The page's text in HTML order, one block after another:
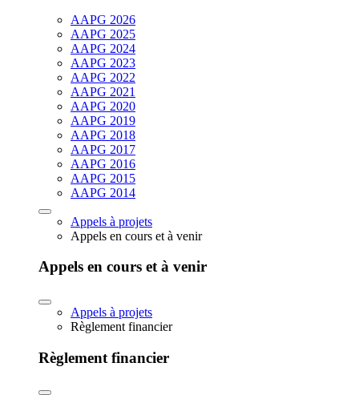
AAPG 2026
AAPG 2025
AAPG 2024
AAPG 2023
AAPG 2022
AAPG 2021
AAPG 2020
AAPG 2019
AAPG 2018
AAPG 2017
AAPG 2016
AAPG 2015
AAPG 2014
Appels à projets
Appels en cours et à venir
Appels en cours et à venir
Appels à projets
Règlement financier
Règlement financier